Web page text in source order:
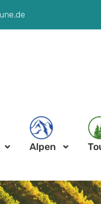
Alpen